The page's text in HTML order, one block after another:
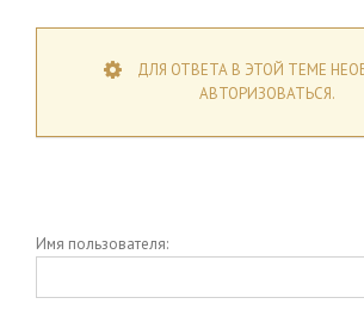
ДЛЯ ОТВЕТА В ЭТОЙ ТЕМЕ
АВТОРИЗОВАТЬСЯ.
Имя пользователя: